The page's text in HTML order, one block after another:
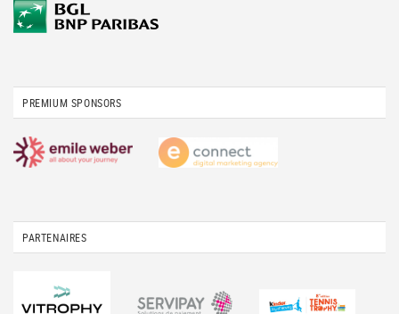
PREMIUM SPONSORS
PARTENAIRES